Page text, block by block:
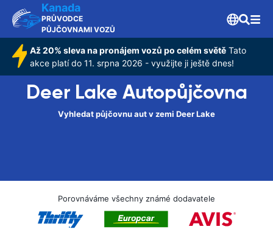
Kanada
PRŮVODCE
PŮJČOVNAMI VOZŮ
Až 20% sleva na pronájem vozů po celém světě Tato
akce platí do 11. srpna 2026 - využijte ji ještě dnes!
Deer Lake Autopůjčovna
Vyhledat půjčovnu aut v zemi Deer Lake
Porovnáváme všechny známé dodavatele